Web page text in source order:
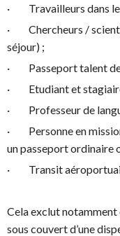
· Travailleurs dans le
· Chercheurs /
séjour) ;
· Passeport talent de
· Etudiant et
· Professeur de
· Personne en
un passeport ordinaire
· Transit
Cela exclut notamment
sous couvert d’une